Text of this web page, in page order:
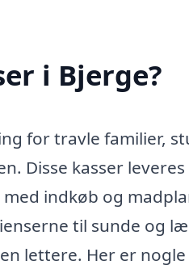
i Bjerge?
for travle familier,
Disse kasser
indkøb og
til sunde og
lettere. Her er